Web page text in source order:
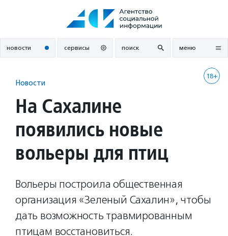
новости сервисы поиск меню
18+
Новости
На Сахалине
появились новые
вольеры для птиц
Вольеры построила общественная
организация «Зеленый Сахалин», чтобы
дать возможность травмированным
птицам восстановиться.